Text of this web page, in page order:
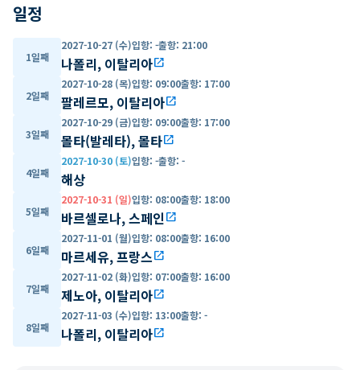
일정
1일째
2027-10-27 (수)입항: -출항: 21:00
나폴리, 이탈리아open_in_new
2일째
2027-10-28 (목)입항: 09:00출항: 17:00
팔레르모, 이탈리아open_in_new
3일째
2027-10-29 (금)입항: 09:00출항: 17:00
몰타(발레타), 몰타open_in_new
4일째
2027-10-30 (토)입항: -출항: -
해상
5일째
2027-10-31 (일)입항: 08:00출항: 18:00
바르셀로나, 스페인open_in_new
6일째
2027-11-01 (월)입항: 08:00출항: 16:00
마르세유, 프랑스open_in_new
7일째
2027-11-02 (화)입항: 07:00출항: 16:00
제노아, 이탈리아open_in_new
8일째
2027-11-03 (수)입항: 13:00출항: -
나폴리, 이탈리아open_in_new